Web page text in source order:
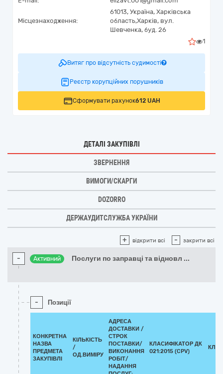
Місцезнаходження:
61013, Україна, Харківська
область,Харків, вул.
Шевченка, буд. 26
1
Витяг про відсутність судимості
Реєстр корупційних порушників
Сформувати рахунок612 UAH
ДЕТАЛІ ЗАКУПІВЛІ
ЗВЕРНЕННЯ
ВИМОГИ/СКАРГИ
DOZORRO
ДЕРЖАУДИТСЛУЖБА УКРАЇНИ
+ відкрити всі - закрити всі
- Активний Послуги по заправці та відновл ...
- Позиції
КОНКРЕТНА
НАЗВА
ПРЕДМЕТА
ЗАКУПІВЛІ
КІЛЬКІСТЬ
/
ОД.ВИМІРУ
АДРЕСА
ДОСТАВКИ /
СТРОК
ПОСТАВКИ/
ВИКОНАННЯ
РОБІТ/
НАДАННЯ
КЛАСИФІКАТОР ДК
021:2015 (CPV)